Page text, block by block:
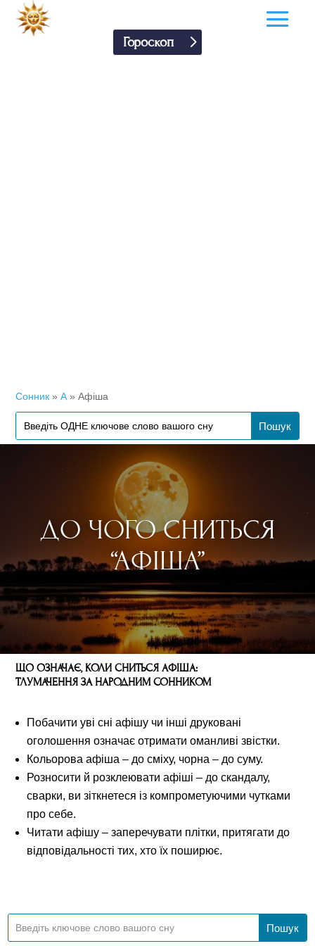
Гороскоп
Сонник »А »Афіша
ДО ЧОГО СНИТЬСЯ
“АФІША”
ЩО ОЗНАЧАЄ, КОЛИ СНИТЬСЯ АФІША:
ТЛУМАЧЕННЯ ЗА НАРОДНИМ СОННИКОМ
Побачити уві сні афішу чи інші друковані
оголошення означає отримати оманливі звістки.
Кольорова афіша – до сміху, чорна – до суму.
Розносити й розклеювати афіші – до скандалу,
сварки, ви зіткнетеся із компрометуючими чутками
про себе.
Читати афішу – заперечувати плітки, притягати до
відповідальності тих, хто їх поширює.